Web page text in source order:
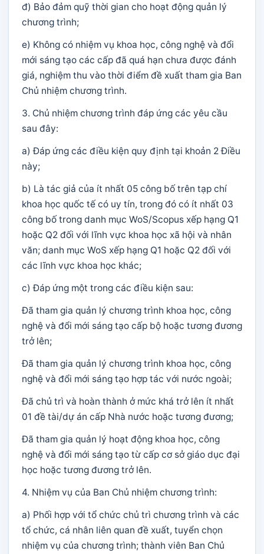
đ) Bảo đảm quỹ thời gian cho hoạt động quản lý
chương trình;
e) Không có nhiệm vụ khoa học, công nghệ và đổi
mới sáng tạo các cấp đã quá hạn chưa được đánh
giá, nghiệm thu vào thời điểm đề xuất tham gia Ban
Chủ nhiệm chương trình.
3. Chủ nhiệm chương trình đáp ứng các yêu cầu
sau đây:
a) Đáp ứng các điều kiện quy định tại khoản 2 Điều
này;
b) Là tác giả của ít nhất 05 công bố trên tạp chí
khoa học quốc tế có uy tín, trong đó có ít nhất 03
công bố trong danh mục WoS/Scopus xếp hạng Q1
hoặc Q2 đối với lĩnh vực khoa học xã hội và nhân
văn; danh mục WoS xếp hạng Q1 hoặc Q2 đối với
các lĩnh vực khoa học khác;
c) Đáp ứng một trong các điều kiện sau:
Đã tham gia quản lý chương trình khoa học, công
nghệ và đổi mới sáng tạo cấp bộ hoặc tương đương
trở lên;
Đã tham gia quản lý chương trình khoa học, công
nghệ và đổi mới sáng tạo hợp tác với nước ngoài;
Đã chủ trì và hoàn thành ở mức khá trở lên ít nhất
01 đề tài/dự án cấp Nhà nước hoặc tương đương;
Đã tham gia quản lý hoạt động khoa học, công
nghệ và đổi mới sáng tạo từ cấp cơ sở giáo dục đại
học hoặc tương đương trở lên.
4. Nhiệm vụ của Ban Chủ nhiệm chương trình:
a) Phối hợp với tổ chức chủ trì chương trình và các
tổ chức, cá nhân liên quan đề xuất, tuyển chọn
nhiệm vụ của chương trình; thành viên Ban Chủ